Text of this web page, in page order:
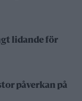
lidande för
påverkan på